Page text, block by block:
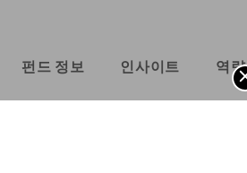
펀드 정보 인사이트 역량